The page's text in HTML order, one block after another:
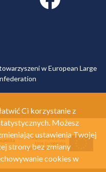
w European Large
Ci korzystanie z
Możesz
ustawienia Twojej
strony bez zmiany
cookies w